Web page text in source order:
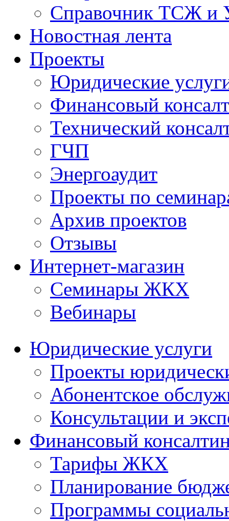
Справочник ТСЖ и
Новостная лента
Проекты
Юридические
Финансовый
Технический
ГЧП
Энергоаудит
Проекты по
Архив проектов
Отзывы
Интернет-магазин
Семинары ЖКХ
Вебинары
Юридические услуги
Проекты
Абонентское
Консультации и
Финансовый
Тарифы ЖКХ
Планирование
Программы